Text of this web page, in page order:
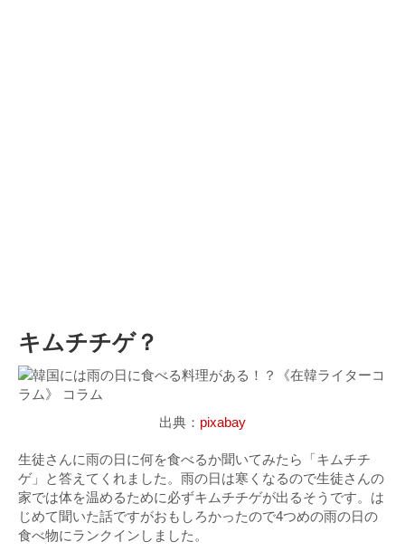
キムチチゲ？
出典： pixabay
生徒さんに雨の日に何を食べるか聞いてみたら「キムチチ
ゲ」と答えてくれました。雨の日は寒くなるので生徒さんの
家では体を温めるために必ずキムチチゲが出るそうです。は
じめて聞いた話ですがおもしろかったので4つめの雨の日の
食べ物にランクインしました。